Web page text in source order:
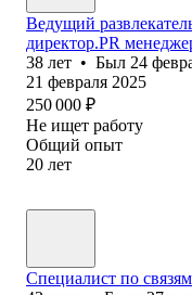
Ведущий
директор.PR
38 лет • Был 24
21 февраля 2025
250 000 ₽
Не ищет работу
Общий опыт
20 лет
Специалист по